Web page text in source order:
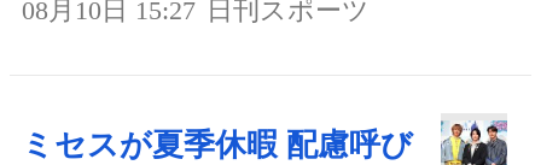
08月10日 15:27 日刊スポーツ
ミセスが夏季休暇 配慮呼び